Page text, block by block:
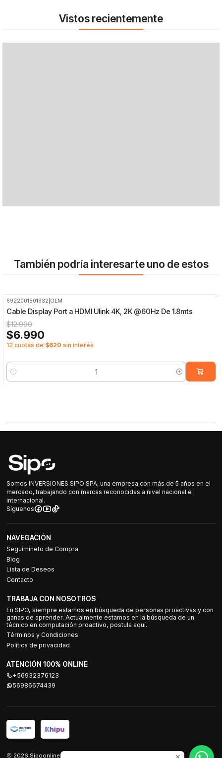
Vistos recientemente
También podría interesarte uno de estos
6922001501932 OEM
Cable Display Port a HDMI Ulink 4K, 2K @60Hz De 1.8mts
$12.990
$6.990
12 cuotas de $620 sin interés
Cantidad
Somos INVERSIONES SIPO SPA, una empresa con más de 5 años en el
mercado, trabajando con marcas reconocidas a nivel nacional e
internacional.
Síguenos
NAVEGACIÓN
Seguimineto de Compra
Blog
Lista de Deseos
Contacto
TRABAJA CON NOSOTROS
En SIPO, siempre estamos en búsqueda de personas proactivas y con
ganas de aprender. Actualmente estamos en la búsqueda de un
técnico en computación proactivo, postula aquí.
Términos y Condiciones
Política de privacidad
ATENCIÓN 100% ONLINE
+56932376123
56986674439
2026 Sipoonline.